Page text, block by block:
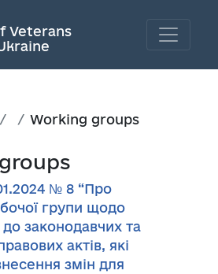
Veterans
Working groups
№ 8 “Про
групи щодо
законодавчих та
актів, які
змін для